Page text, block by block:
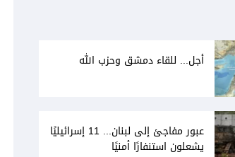
أجل... للقاء دمشق وحزب الله
عبور مفاجئ إلى لبنان... 11 إسرائيليًا
يشعلون استنفارًا أمنيًا